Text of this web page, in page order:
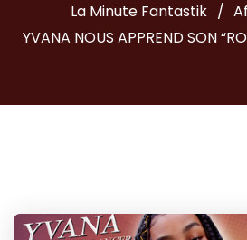
La Minute Fantastik
YVANA NOUS APPREND SON